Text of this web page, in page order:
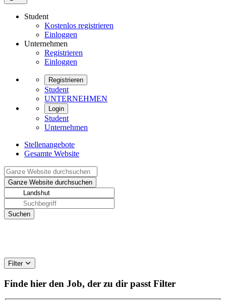
Student
Kostenlos registrieren
Einloggen
Unternehmen
Registrieren
Einloggen
Registrieren
Student
UNTERNEHMEN
Login
Student
Unternehmen
Stellenangebote
Gesamte Website
Filter
Finde hier den Job, der zu dir passt Filter